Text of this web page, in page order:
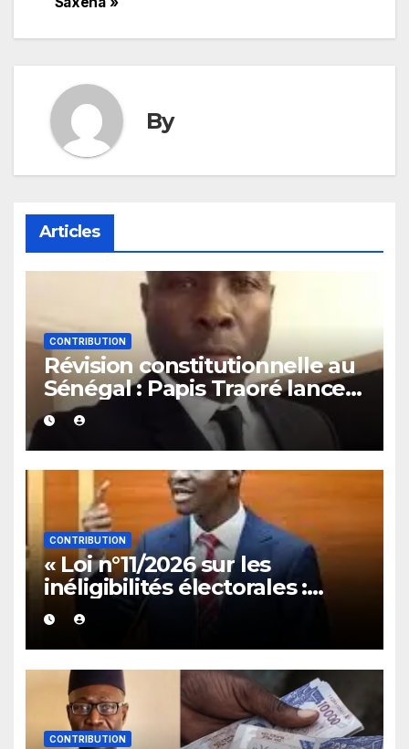
By
Articles
CONTRIBUTION
Révision constitutionnelle au
Sénégal : Papis Traoré lance
un appel à défendre la
Constitution et le pacte
républicain.
CONTRIBUTION
« Loi n°11/2026 sur les
inéligibilités électorales :
entre victoire politique et
fragilités juridiques (analyse
d’Amy Cissé) »
CONTRIBUTION